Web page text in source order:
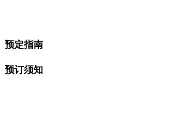
预定指南
预订须知